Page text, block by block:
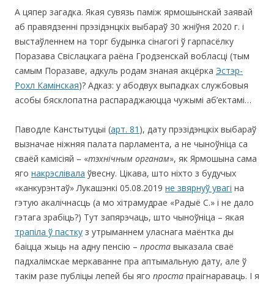
А цяпер загадка. Якая сувязь паміж ярмошынскай заявай
аб правядзенні прэзідэнцкіх выбараў 30 жніўня 2020 г. і
выстаўленнем на торг будынка сінагогі ў гарпасёлку
Поразава Свіслацкага раёна Гродзенскай вобласці (тым
самым Поразаве, адкуль родам знаная акцёрка Эстэр-
Рохл Камінская)? Адказ: у абодвух выпадках службовыя
асобы бясклопатна распараджаюцца чужымі аб’ектамі…
Паводле Канстытуцыі (арт. 81 ), дату прэзідэнцкіх выбараў
вызначае ніжняя палата парламента, а не чыноўніца са
сваёй камісіяй – «тэхнічным органам», як Ярмошына сама
яго накрэслівала ўвесну. Цікава, што ніхто з будучых
«канкурэнтаў» Лукашэнкі 05.08.2019 не звярнуў увагі на
гэтую акалічнасць (а мо хітрамудрае «Радыё С.» і не дало
гэтага зрабіць?) Тут запярэчаць, што чыноўніца – якая
трапіла ў пастку з утрыманнем уласнага маёнтка ды
баіцца жыць на адну пенсію – проста выказала сваё
падхалімскае меркаванне пра аптымальную дату, але ў
такім разе публіцы лепей бы яго проста праігнараваць. І я